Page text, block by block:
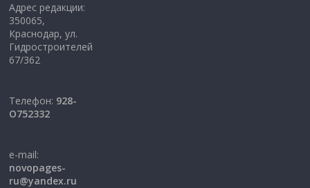
Адрес редакции:
350065,
Краснодар, ул.
Гидростроителей
67/362
Телефон: 928-
O752332
e-mail:
novopages-
ru@yandex.ru